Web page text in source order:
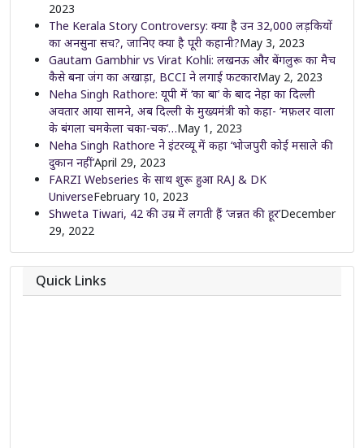
2023
The Kerala Story Controversy: क्या है उन 32,000 लड़कियों
का अनसुना सच?, जानिए क्या है पूरी कहानी?May 3, 2023
Gautam Gambhir vs Virat Kohli: लखनऊ और बेंगलुरू का मैच
कैसे बना जंग का अखाड़ा, BCCI ने लगाई फटकारMay 2, 2023
Neha Singh Rathore: यूपी में ‘का बा’ के बाद नेहा का दिल्ली
अवतार आया सामने, अब दिल्ली के मुख्यमंत्री को कहा- ‘मफ़लर वाला
के बंगला चमकेला चका-चक’…May 1, 2023
Neha Singh Rathore ने इंटरव्यू में कहा ‘भोजपुरी कोई मसाले की
दुकान नहीं’April 29, 2023
FARZI Webseries के साथ शुरू हुआ RAJ & DK
UniverseFebruary 10, 2023
Shweta Tiwari, 42 की उम्र में लगती हैं ‘जन्नत की हूर’December
29, 2022
Quick Links